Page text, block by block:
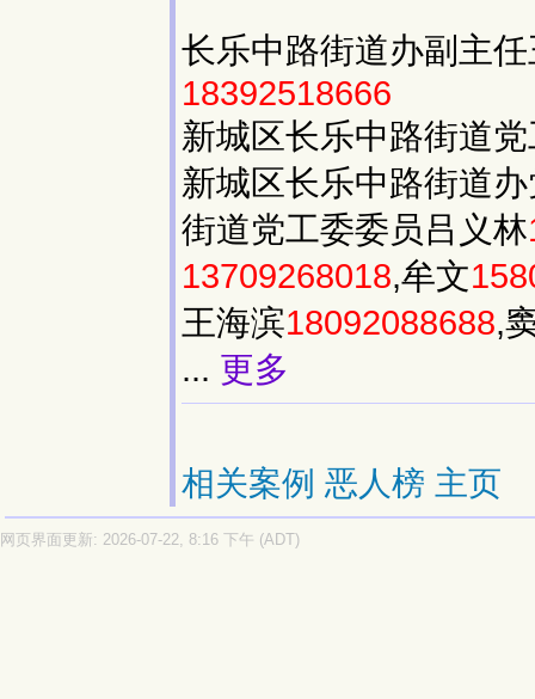
长乐中路街道办副主
18392518666
新城区长乐中路街道
新城区长乐中路街道
街道党工委委员吕义林
13709268018,牟文
王海滨18092088688,
... 更多
相关案例 恶人榜 主页
网页界面更新: 2026-07-22, 8:16 下午 (ADT)